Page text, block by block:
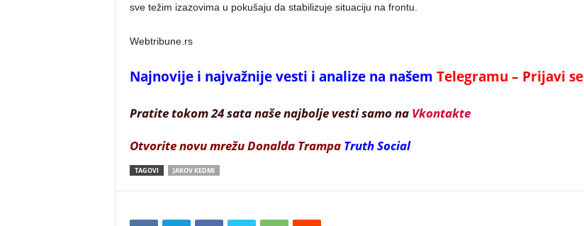
sve težim izazovima u pokušaju da stabilizuje situaciju na frontu.
Webtribune.rs
Najnovije i najvažnije vesti i analize na našem Telegramu – Prijavi se
Pratite tokom 24 sata naše najbolje vesti samo na Vkontakte
Otvorite novu mrežu Donalda Trampa Truth Social
TAGOVI JAKOV KEDMI